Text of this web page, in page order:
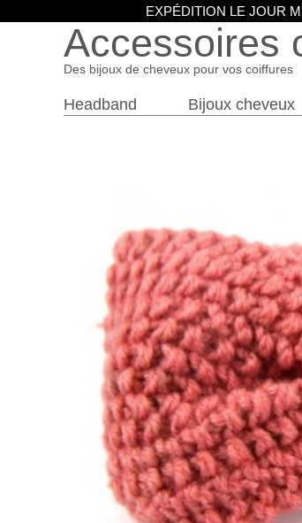
Accessoires
Des bijoux de cheveux pour vos coiffures
Headband Bijoux cheveux
EXPÉDITION LE JOUR